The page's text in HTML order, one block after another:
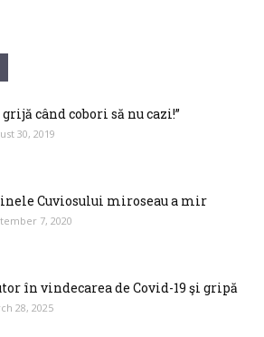
grijă când cobori să nu cazi!”
30, 2019
Cuviosului miroseau a mir
7, 2020
în vindecarea de Covid-19 şi gripă
28, 2025